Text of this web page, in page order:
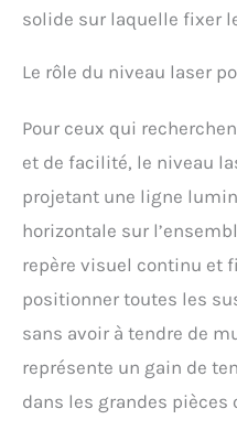
solide sur laquelle fixer
Le rôle du niveau laser
Pour ceux qui
et de facilité, le niveau
projetant une ligne
horizontale sur
repère visuel continu et
positionner toutes les
sans avoir à tendre de
représente un gain de
dans les grandes pièces